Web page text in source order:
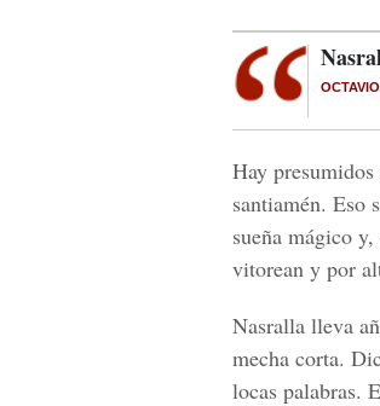
Hay
santiamén. Eso
sueña mágico
vitorean y por
Nasralla lleva
mecha corta.
locas palabras.